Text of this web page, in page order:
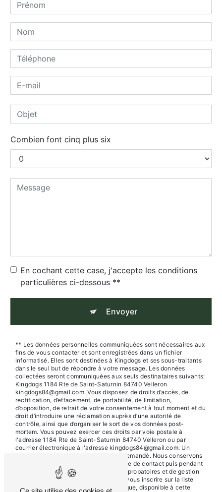
Combien font cinq plus six
En cochant cette case, j'accepte les conditions
particulières ci-dessous **
Envoyer
** Les données personnelles communiquées sont nécessaires aux
fins de vous contacter et sont enregistrées dans un fichier
informatisé. Elles sont destinées à Kingdogs et ses sous-traitants
dans le seul but de répondre à votre message. Les données
collectées seront communiquées aux seuls destinataires suivants:
Kingdogs 1184 Rte de Saint-Saturnin 84740 Velleron
kingdogs84@gmail.com. Vous disposez de droits d’accès, de
rectification, d’effacement, de portabilité, de limitation,
d’opposition, de retrait de votre consentement à tout moment et du
droit d’introduire une réclamation auprès d’une autorité de
contrôle, ainsi que d’organiser le sort de vos données post-
mortem. Vous pouvez exercer ces droits par voie postale à
l'adresse 1184 Rte de Saint-Saturnin 84740 Velleron ou par
courrier électronique à l'adresse kingdogs84@gmail.com. Un
justificatif d'identité pourra vous être demandé. Nous conservons
vos données pendant la période de prise de contact puis pendant
la durée de prescription légale aux fins probatoires et de gestion
des contentieux. Vous avez le droit de vous inscrire sur la liste
d'opposition au démarchage téléphonique, disponible à cette